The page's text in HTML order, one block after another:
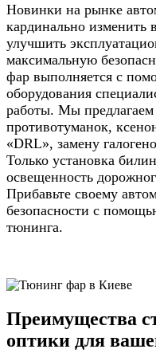
Новинки на рынке
кардинально
улучшить
максимальную
фар выполняется с
оборудования
работы. Мы предлагаем
противотуманок,
«DRL», замену
Только установка
освещенность
Прибавьте своему
безопасности с
тюнинга.
Преимущества
оптики для